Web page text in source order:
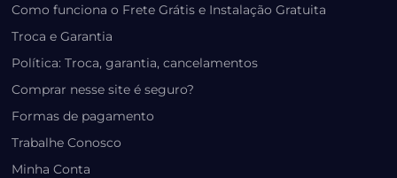
Como funciona o Frete Grátis e Instalação Gratuita
Troca e Garantia
Política: Troca, garantia, cancelamentos
Comprar nesse site é seguro?
Formas de pagamento
Trabalhe Conosco
Minha Conta